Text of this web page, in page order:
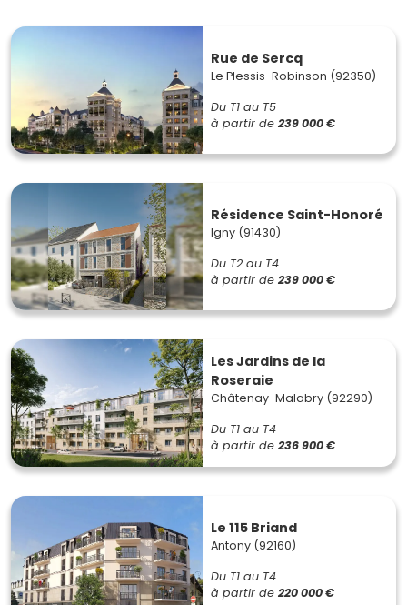
Rue de Sercq
Le Plessis-Robinson (92350)
Du T1 au T5
à partir de 239 000 €
Résidence Saint-Honoré
Igny (91430)
Du T2 au T4
à partir de 239 000 €
Les Jardins de la
Roseraie
Châtenay-Malabry (92290)
Du T1 au T4
à partir de 236 900 €
Le 115 Briand
Antony (92160)
Du T1 au T4
à partir de 220 000 €